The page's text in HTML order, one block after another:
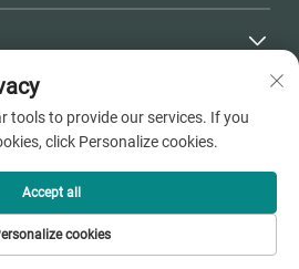
Road, Dushangang Town,
tools to provide our services. If you
click Personalize cookies.
cookies
Accept all